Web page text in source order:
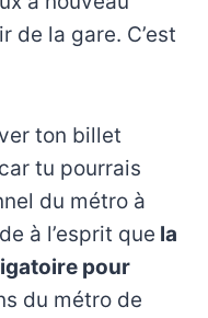
de la gare. C’est
ton billet
tu pourrais
du métro à
à l’esprit que la
pour
du métro de